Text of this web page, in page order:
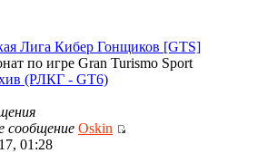
Лига Кибер Гонщиков [GTS]
по игре Gran Turismo Sport
(РЛКГ - GT6)
сообщение Oskin
01:28